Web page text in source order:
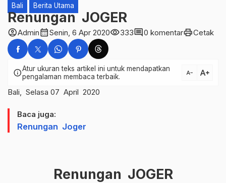
Bali Berita Utama
Renungan JOGER
account_circleAdmincalendar_monthSenin, 6 Apr 2020visibility333comment0 komentarprintCetak
infoAtur ukuran teks artikel ini untuk mendapatkan
pengalaman membaca terbaik.
text_decrease text_increase
Bali, Selasa 07 April 2020
Baca juga:
Renungan Joger
Renungan JOGER